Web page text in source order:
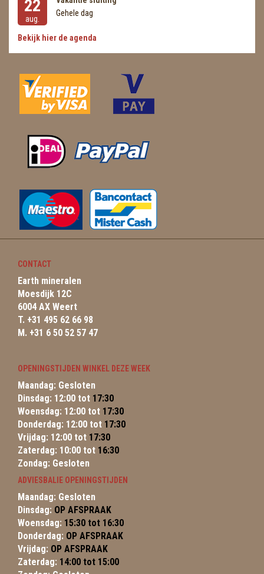
22
aug.
Gehele dag
Bekijk hier de agenda
CONTACT
Earth mineralen
Moesdijk 12C
6004 AX Weert
T. +31 495 62 66 98
M. +31 6 50 52 57 47
OPENINGSTIJDEN WINKEL DEZE WEEK
Maandag: Gesloten
Dinsdag: 12:00 tot 17:30
Woensdag: 12:00 tot 17:30
Donderdag: 12:00 tot 17:30
Vrijdag: 12:00 tot 17:30
Zaterdag: 10:00 tot 16:30
Zondag: Gesloten
ADVIESBALIE OPENINGSTIJDEN
Maandag: Gesloten
Dinsdag: OP AFSPRAAK
Woensdag: 15:30 tot 16:30
Donderdag: OP AFSPRAAK
Vrijdag: OP AFSPRAAK
Zaterdag: 14:00 tot 15:00